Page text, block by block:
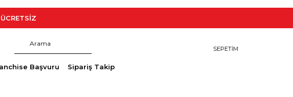
SEPETIM
Başvuru Sipariş Takip